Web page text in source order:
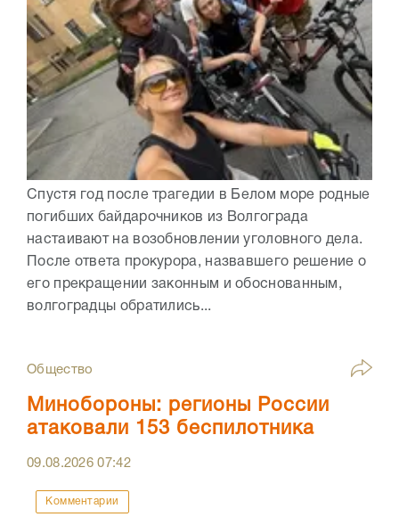
Спустя год после трагедии в Белом море родные
погибших байдарочников из Волгограда
настаивают на возобновлении уголовного дела.
После ответа прокурора, назвавшего решение о
его прекращении законным и обоснованным,
волгоградцы обратились...
Общество
Минобороны: регионы России
атаковали 153 беспилотника
09.08.202607:42
Комментарии